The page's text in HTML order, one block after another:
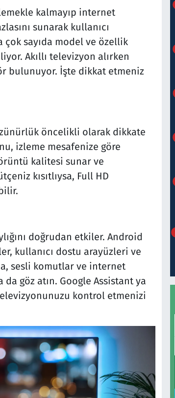
kalmayıp internet
sunarak kullanıcı
sayıda model ve özellik
Akıllı televizyon alırken
bulunuyor. İşte dikkat etmeniz
öncelikli olarak dikkate
izleme mesafenize göre
kalitesi sunar ve
kısıtlıysa, Full HD
doğrudan etkiler. Android
kullanıcı dostu arayüzleri ve
sesli komutlar ve internet
göz atın. Google Assistant ya
kontrol etmenizi